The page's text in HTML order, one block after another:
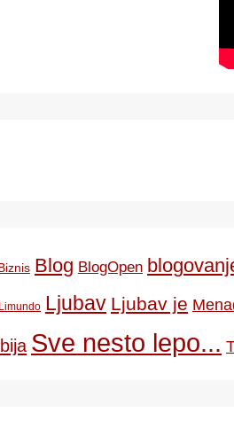
Blog BlogOpen
Limundo Ljubav Ljubav je
Sve nesto lepo...